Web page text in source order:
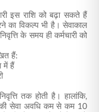
इस राशि को बढ़ा सकते हैं
विकल्प भी है। सेवाकाल
के समय ही कर्मचारी को
हैं:
में हैं
तक होती है। हालांकि,
की सेवा अवधि कम से कम 10